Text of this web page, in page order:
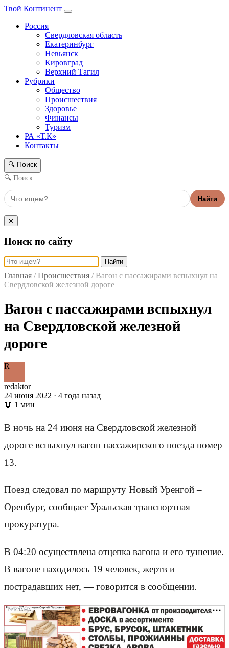
Твой Континент
Россия
Свердловская область
Екатеринбург
Невьянск
Кировград
Верхний Тагил
Рубрики
Общество
Происшествия
Здоровье
Финансы
Туризм
РА «Т.К»
Контакты
🔍 Поиск
🔍 Поиск
Найти
✕
Поиск по сайту
Найти
Главная / Происшествия / Вагон с пассажирами вспыхнул на
Свердловской железной дороге
Вагон с пассажирами вспыхнул
на Свердловской железной
дороге
R
redaktor
24 июня 2022 · 4 года назад
📖 1 мин
В ночь на 24 июня на Свердловской железной
дороге вспыхнул вагон пассажирского поезда номер
13.
Поезд следовал по маршруту Новый Уренгой –
Оренбург, сообщает Уральская транспортная
прокуратура.
В 04:20 осуществлена отцепка вагона и его тушение.
В вагоне находилось 19 человек, жертв и
пострадавших нет, — говорится в сообщении.
РЕКЛАМА